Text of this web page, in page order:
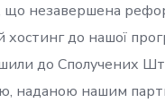
незавершена
до нашої
до Сполучених
наданою нашим